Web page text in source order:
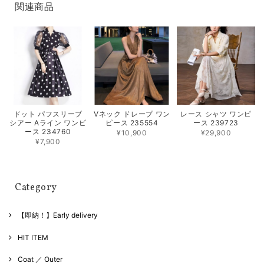
関連商品
ドット パフスリーブ
シアー Aライン ワンピ
ース 234760
¥7,900
Vネック ドレープ ワン
ピース 235554
¥10,900
レース シャツ ワンピ
ース 239723
¥29,900
Category
【即納！】Early delivery
HIT ITEM
Coat ／ Outer